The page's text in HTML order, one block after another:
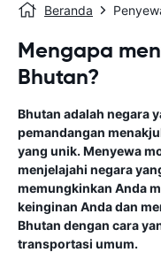
Beranda
Mengapa
Bhutan?
Bhutan adalah negara
pemandangan
yang unik. Menyewa
menjelajahi negara
memungkinkan Anda
keinginan Anda dan
Bhutan dengan cara
transportasi umum.